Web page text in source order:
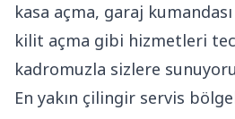
kasa açma, garaj
kilit açma gibi hizmetleri
kadromuzla sizlere
En yakın çilingir servis